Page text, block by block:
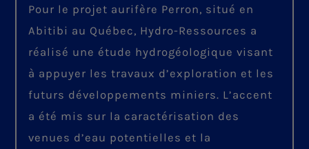
Pour le projet aurifère Perron, situé en
Abitibi au Québec, Hydro-Ressources a
réalisé une étude hydrogéologique visant
à appuyer les travaux d’exploration et les
futurs développements miniers. L’accent
a été mis sur la caractérisation des
venues d’eau potentielles et la